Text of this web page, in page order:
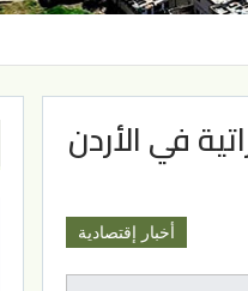
في الأردن
أخبار إقتصادية